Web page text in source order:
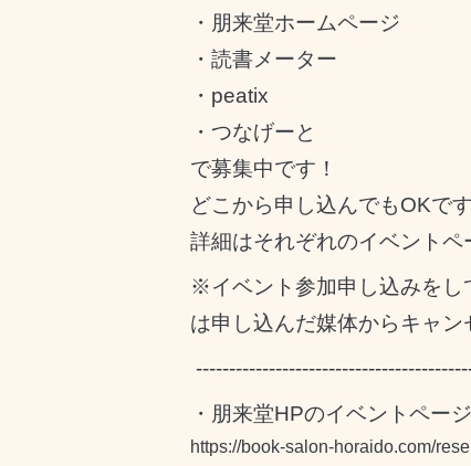
・朋来堂ホームページ
・読書メーター
・peatix
・つなげーと
で募集中です！
どこから申し込んでもOKです
詳細はそれぞれのイベントペ
※イベント参加申し込みをし
は申し込んだ媒体からキャン
・朋来堂HPのイベントページ
https://book-salon-horaido.com/